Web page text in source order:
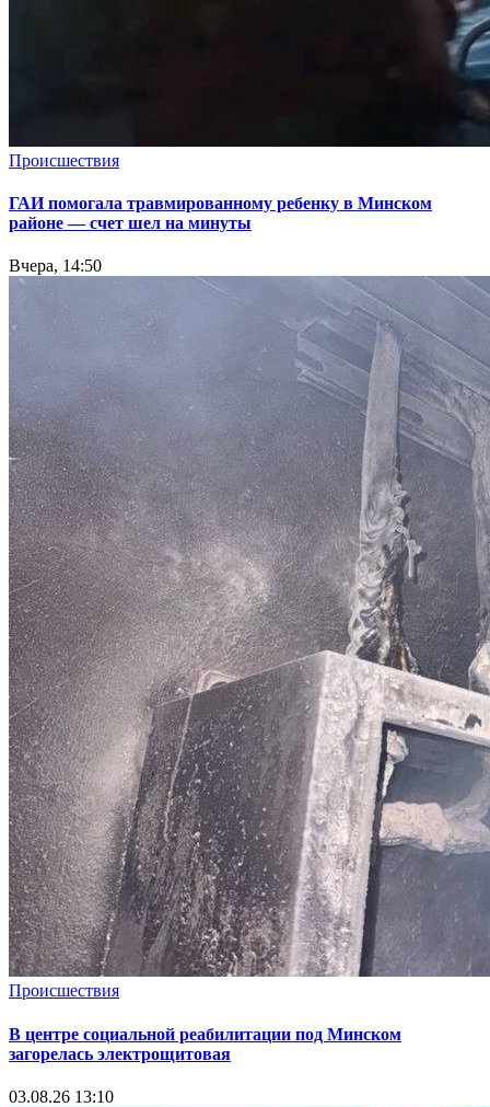
Происшествия
ГАИ помогала травмированному ребенку в Минском
районе — счет шел на минуты
Вчера, 14:50
Происшествия
В центре социальной реабилитации под Минском
загорелась электрощитовая
03.08.26 13:10